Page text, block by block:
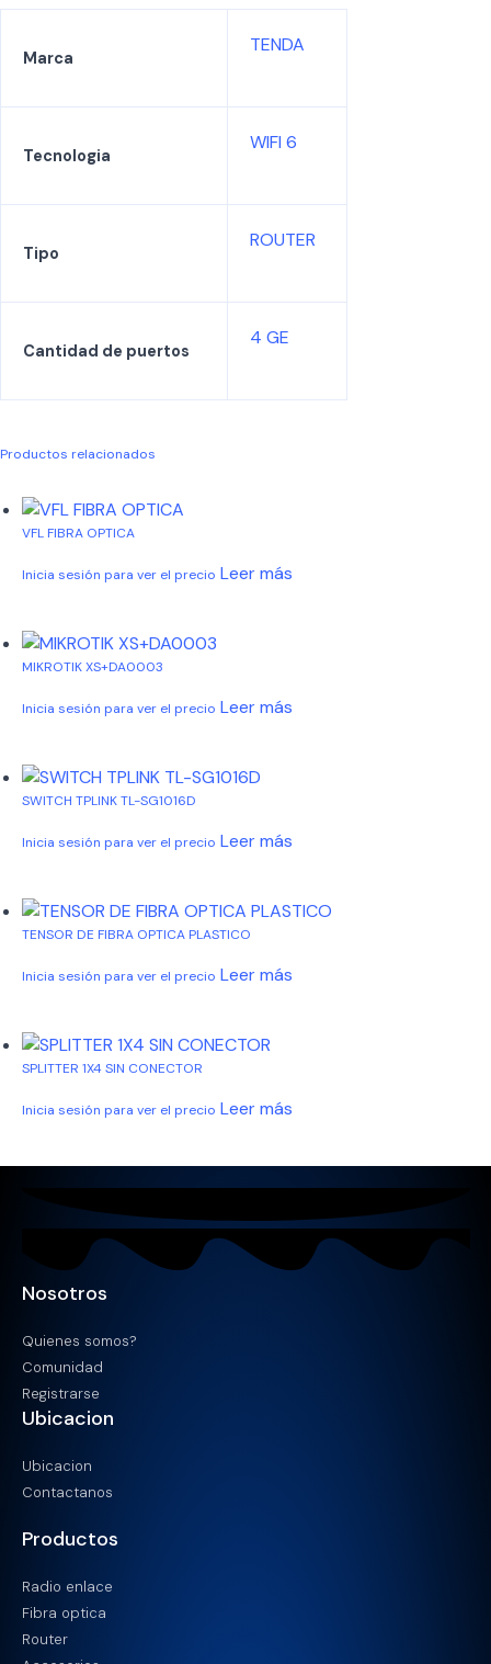
Marca
TENDA
Tecnologia
WIFI 6
Tipo
ROUTER
Cantidad de puertos
4 GE
Productos relacionados
VFL FIBRA OPTICA
Inicia sesión para ver el precio Leer más
MIKROTIK XS+DA0003
Inicia sesión para ver el precio Leer más
SWITCH TPLINK TL-SG1016D
Inicia sesión para ver el precio Leer más
TENSOR DE FIBRA OPTICA PLASTICO
Inicia sesión para ver el precio Leer más
SPLITTER 1X4 SIN CONECTOR
Inicia sesión para ver el precio Leer más
Nosotros
Quienes somos?
Comunidad
Registrarse
Ubicacion
Ubicacion
Contactanos
Productos
Radio enlace
Fibra optica
Router